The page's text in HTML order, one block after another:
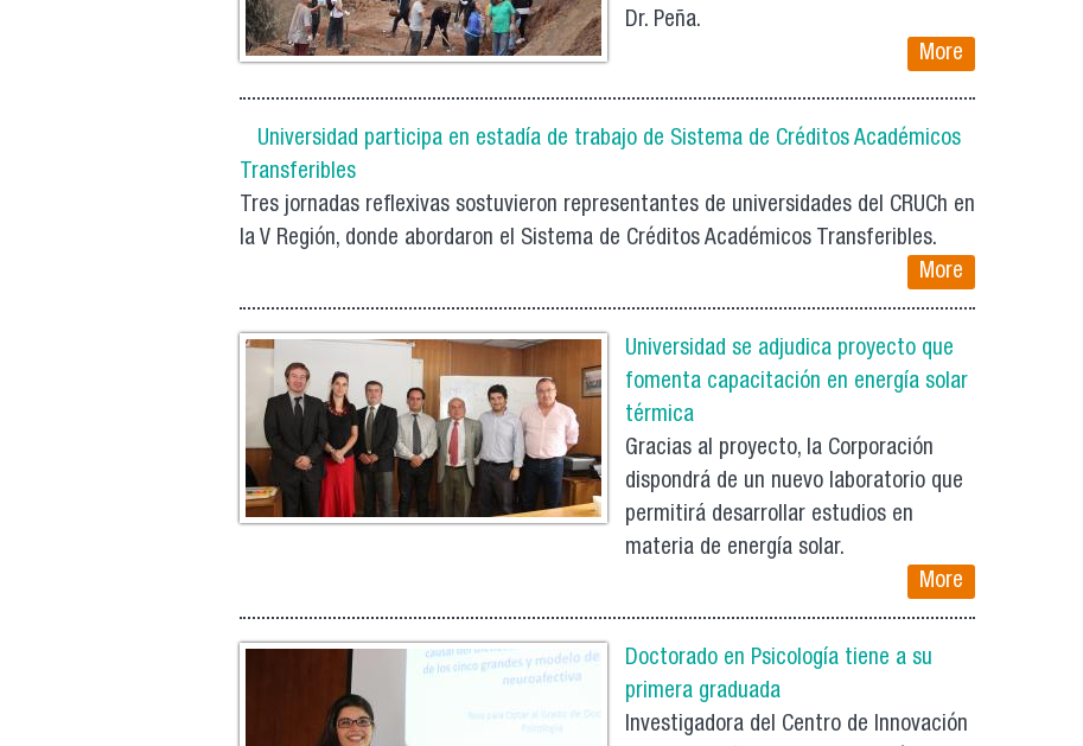
Dr. Peña.
More
Universidad participa en estadía de trabajo de Sistema de Créditos Académicos
Transferibles
Tres jornadas reflexivas sostuvieron representantes de universidades del CRUCh en
la V Región, donde abordaron el Sistema de Créditos Académicos Transferibles.
More
Universidad se adjudica proyecto que
fomenta capacitación en energía solar
térmica
Gracias al proyecto, la Corporación
dispondrá de un nuevo laboratorio que
permitirá desarrollar estudios en
materia de energía solar.
More
Doctorado en Psicología tiene a su
primera graduada
Investigadora del Centro de Innovación